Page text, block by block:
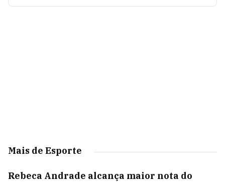
Mais de Esporte
Rebeca Andrade alcança maior nota do